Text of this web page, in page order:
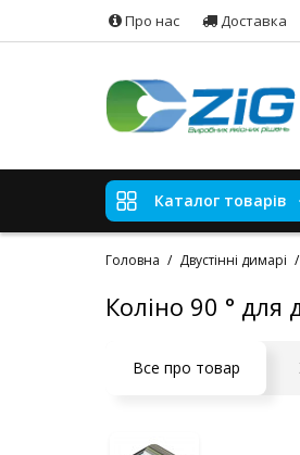
Про нас Доставка
Каталог товарів
Головна Двустінні димарі
Коліно 90 °
Все про товар